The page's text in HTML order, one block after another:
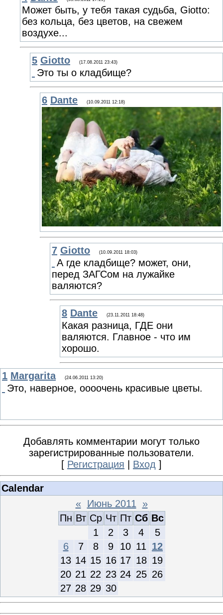
Может быть, у тебя такая судьба, Giotto:
без кольца, без цветов, на свежем
воздухе...
5 Giotto (17.08.2011 23:43)
Это ты о кладбище?
6 Dante (10.09.2011 12:18)
7 Giotto (10.09.2011 18:03)
А где кладбище? может, они,
перед ЗАГСом на лужайке
валяются?
8 Dante (23.11.2011 18:48)
Какая разница, ГДЕ они
валяются. Главное - что им
хорошо.
1 Margarita (24.06.2011 13:20)
Это, наверное, оооочень красивые цветы.
Добавлять комментарии могут только
зарегистрированные пользователи.
[ Регистрация Вход ]
Calendar
«
Июнь 2011
»
Пн Вт Ср Чт Пт Сб Вс
1
2 3 4
5
6
7 8 9 10 11 12
13 14 15 16 17 18 19
20 21 22 23 24 25 26
27 28 29 30